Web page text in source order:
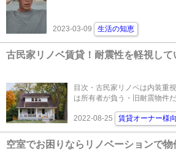
2023-03-09 生活の知恵
古民家リノベ賃貸！耐震性を軽視して
目次・古民家リノベは内装重
は所有者が負う・旧耐震物件
2022-08-25 賃貸オーナー様
空室でお困りならリノベーションで物